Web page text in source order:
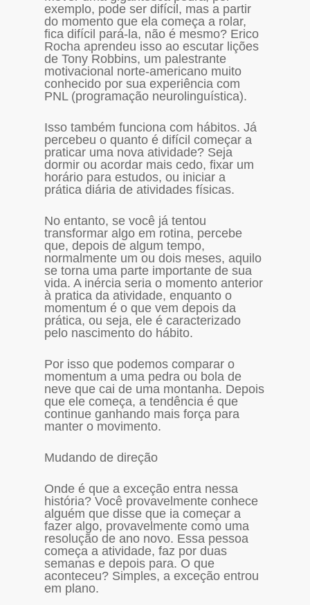
exemplo, pode ser difícil, mas a partir
do momento que ela começa a rolar,
fica difícil pará-la, não é mesmo? Erico
Rocha aprendeu isso ao escutar lições
de Tony Robbins, um palestrante
motivacional norte-americano muito
conhecido por sua experiência com
PNL (programação neurolinguística).
Isso também funciona com hábitos. Já
percebeu o quanto é difícil começar a
praticar uma nova atividade? Seja
dormir ou acordar mais cedo, fixar um
horário para estudos, ou iniciar a
prática diária de atividades físicas.
No entanto, se você já tentou
transformar algo em rotina, percebe
que, depois de algum tempo,
normalmente um ou dois meses, aquilo
se torna uma parte importante de sua
vida. A inércia seria o momento anterior
à pratica da atividade, enquanto o
momentum é o que vem depois da
prática, ou seja, ele é caracterizado
pelo nascimento do hábito.
Por isso que podemos comparar o
momentum a uma pedra ou bola de
neve que cai de uma montanha. Depois
que ele começa, a tendência é que
continue ganhando mais força para
manter o movimento.
Mudando de direção
Onde é que a exceção entra nessa
história? Você provavelmente conhece
alguém que disse que ia começar a
fazer algo, provavelmente como uma
resolução de ano novo. Essa pessoa
começa a atividade, faz por duas
semanas e depois para. O que
aconteceu? Simples, a exceção entrou
em plano.